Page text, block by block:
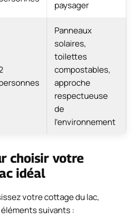
paysager
Panneaux
solaires,
toilettes
compostables,
approche
respectueuse
de
l’environnement
choisir votre
idéal
votre cottage du lac,
éléments suivants :